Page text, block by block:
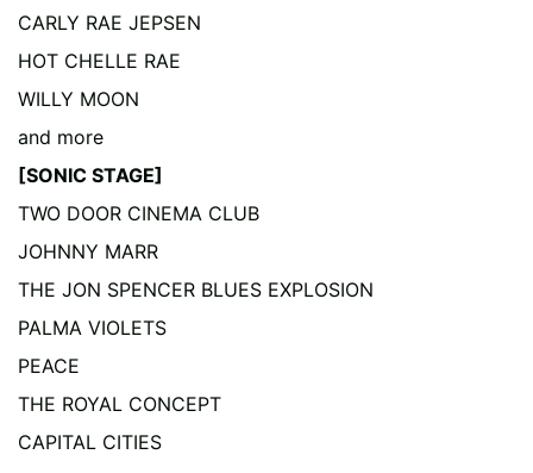
CARLY RAE JEPSEN
HOT CHELLE RAE
WILLY MOON
and more
[SONIC STAGE]
TWO DOOR CINEMA CLUB
JOHNNY MARR
THE JON SPENCER BLUES EXPLOSION
PALMA VIOLETS
PEACE
THE ROYAL CONCEPT
CAPITAL CITIES